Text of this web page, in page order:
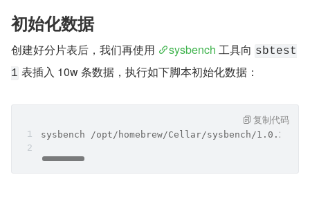
初始化数据
创建好分片表后，我们再使用 sysbench 工具向 sbtest
1 表插入 10w 条数据，执行如下脚本初始化数据：
sysbench /opt/homebrew/Cellar/sysbench/
复制代码